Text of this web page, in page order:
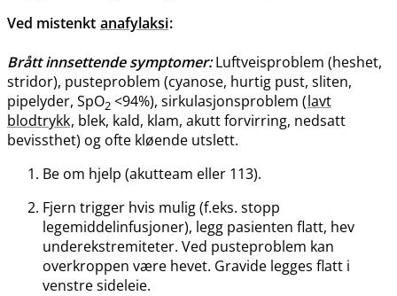
Ved mistenkt anafylaksi:
Brått innsettende symptomer:Luftveisproblem (heshet,
stridor), pusteproblem (cyanose, hurtig pust, sliten,
pipelyder, SpO2 <94%), sirkulasjonsproblem (lavt
blodtrykk, blek, kald, klam, akutt forvirring, nedsatt
bevissthet) og ofte kløende utslett.
Be om hjelp (akutteam eller 113).
Fjern trigger hvis mulig (f.eks. stopp
legemiddelinfusjoner), legg pasienten flatt, hev
underekstremiteter. Ved pusteproblem kan
overkroppen være hevet. Gravide legges flatt i
venstre sideleie.